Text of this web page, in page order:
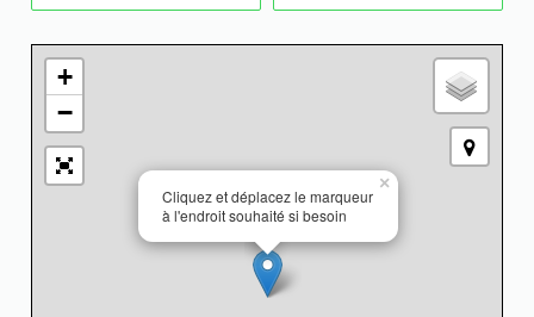
Cliquez et déplacez le marqueur
à l'endroit souhaité si besoin
×
+
−